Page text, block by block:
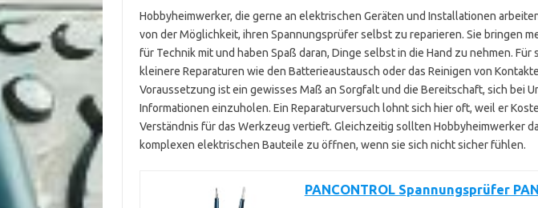
Hobbyheimwerker, die gerne an elektrischen Geräten und Installationen
von der Möglichkeit, ihren Spannungsprüfer selbst zu reparieren. Sie bringen
für Technik mit und haben Spaß daran, Dinge selbst in die Hand zu nehmen. Für
kleinere Reparaturen wie den Batterieaustausch oder das Reinigen von
Voraussetzung ist ein gewisses Maß an Sorgfalt und die Bereitschaft, sich bei
Informationen einzuholen. Ein Reparaturversuch lohnt sich hier oft, weil er
Verständnis für das Werkzeug vertieft. Gleichzeitig sollten Hobbyheimwerker
komplexen elektrischen Bauteile zu öffnen, wenn sie sich nicht sicher fühlen.
PANCONTROL Spannungsprüfer